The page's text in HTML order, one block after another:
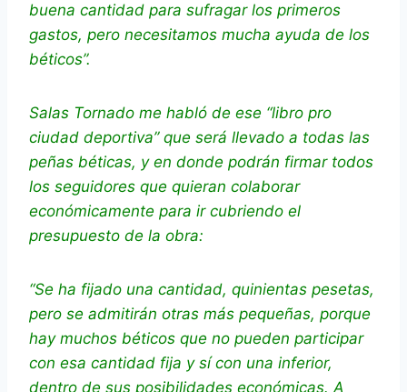
buena cantidad para sufragar los primeros
gastos, pero necesitamos mucha ayuda de los
béticos”.
Salas Tornado me habló de ese “libro pro
ciudad deportiva” que será llevado a todas las
peñas béticas, y en donde podrán firmar todos
los seguidores que quieran colaborar
económicamente para ir cubriendo el
presupuesto de la obra:
“Se ha fijado una cantidad, quinientas pesetas,
pero se admitirán otras más pequeñas, porque
hay muchos béticos que no pueden participar
con esa cantidad fija y sí con una inferior,
dentro de sus posibilidades económicas. A